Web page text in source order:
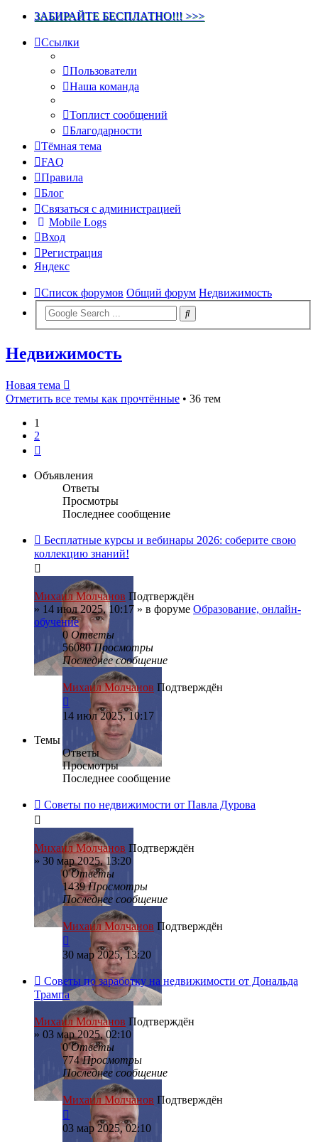
ЗАБИРАЙТЕ БЕСПЛАТНО!!! >>>
Ссылки
Пользователи
Наша команда
Топлист сообщений
Благодарности
Тёмная тема
FAQ
Правила
Блог
Связаться с администрацией
Mobile Logs
Вход
Регистрация
Яндекс
Список форумов Общий форум Недвижимость
Недвижимость
Новая тема
Отметить все темы как прочтённые • 36 тем
1
2
Объявления
Ответы
Просмотры
Последнее сообщение
Бесплатные курсы и вебинары 2026: соберите свою
коллекцию знаний!
Михаил Молчанов Подтверждён
» 14 июл 2025, 10:17 » в форуме Образование, онлайн-
обучение
0 Ответы
56080Просмотры
Последнее сообщение
Михаил Молчанов Подтверждён
14 июл 2025, 10:17
Темы
Ответы
Просмотры
Последнее сообщение
Советы по недвижимости от Павла Дурова
Михаил Молчанов Подтверждён
» 30 мар 2025, 13:20
0Ответы
1439Просмотры
Последнее сообщение
Михаил Молчанов Подтверждён
30 мар 2025, 13:20
Советы по заработку на недвижимости от Дональда
Трампа
Михаил Молчанов Подтверждён
» 03 мар 2025, 02:10
0Ответы
774Просмотры
Последнее сообщение
Михаил Молчанов Подтверждён
03 мар 2025, 02:10